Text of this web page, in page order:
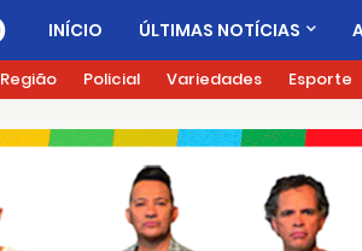
INÍCIO ÚLTIMAS NOTÍCIAS
Região Policial Variedades Esporte